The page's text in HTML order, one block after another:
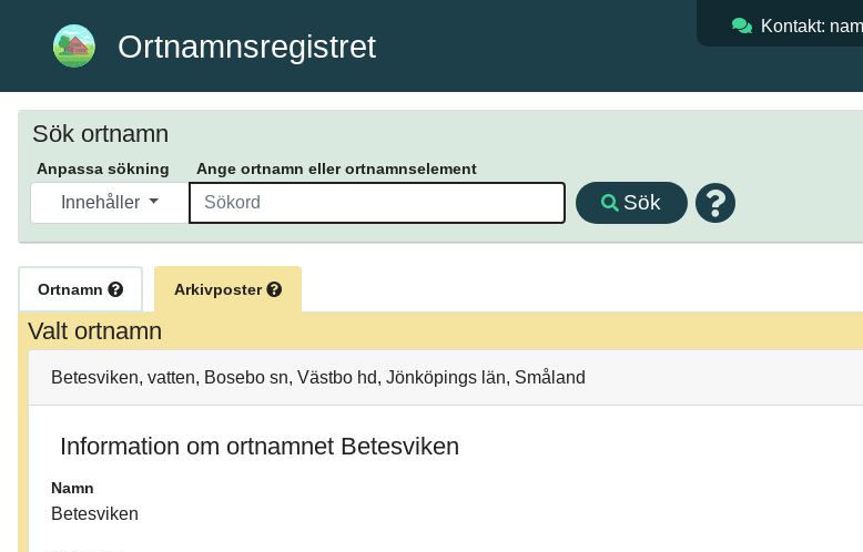
Ortnamnsregistret
Kontakt:
Sök ortnamn
Anpassa sökning Ange ortnamn eller ortnamnselement
Innehåller Sök
Ortnamn Arkivposter
Valt ortnamn
Betesviken, vatten, Bosebo sn, Västbo hd, Jönköpings län, Småland
Information om ortnamnet Betesviken
Namn
Betesviken